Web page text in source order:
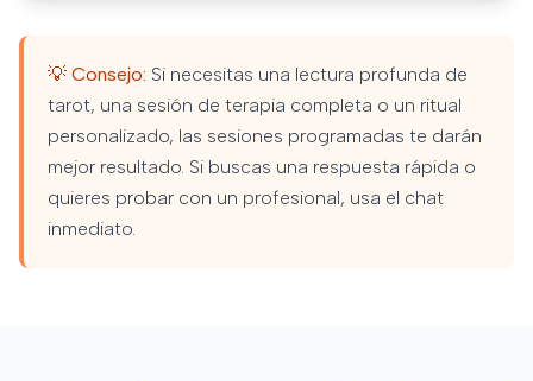
💡 Consejo: Si necesitas una lectura profunda de
tarot, una sesión de terapia completa o un ritual
personalizado, las sesiones programadas te darán
mejor resultado. Si buscas una respuesta rápida o
quieres probar con un profesional, usa el chat
inmediato.